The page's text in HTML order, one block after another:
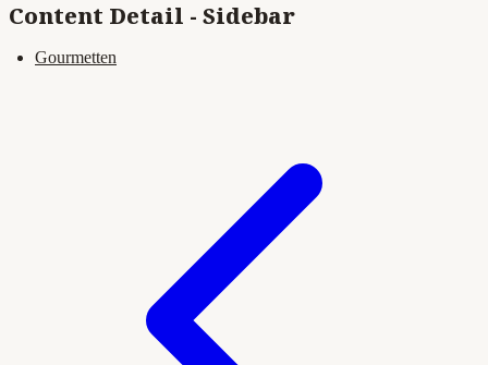
Content Detail - Sidebar
Gourmetten